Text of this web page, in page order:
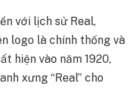
với lịch sử Real,
logo là chính thống và
hiện vào năm 1920,
xưng “Real” cho